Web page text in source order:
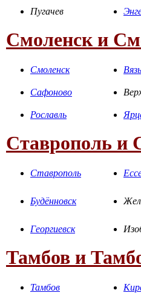
Пугачев
Смоленск и
Смоленск
Сафоново
Рославль
Ставрополь и
Ставрополь
Будённовск
Георгиевск
Тамбов и
Тамбов